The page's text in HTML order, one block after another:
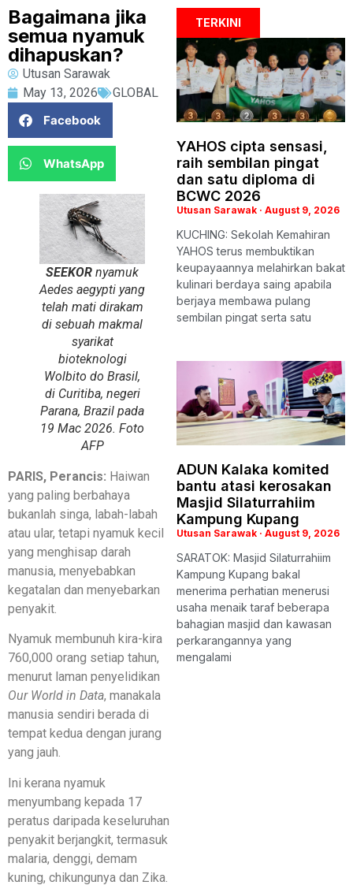
Bagaimana jika
semua nyamuk
dihapuskan?
Utusan Sarawak
May 13, 2026
GLOBAL
Facebook
WhatsApp
SEEKOR nyamuk
Aedes aegypti yang
telah mati dirakam
di sebuah makmal
syarikat
bioteknologi
Wolbito do Brasil,
di Curitiba, negeri
Parana, Brazil pada
19 Mac 2026. Foto
AFP
PARIS, Perancis: Haiwan
yang paling berbahaya
bukanlah singa, labah-labah
atau ular, tetapi nyamuk kecil
yang menghisap darah
manusia, menyebabkan
kegatalan dan menyebarkan
penyakit.
Nyamuk membunuh kira-kira
760,000 orang setiap tahun,
menurut laman penyelidikan
Our World in Data, manakala
manusia sendiri berada di
tempat kedua dengan jurang
yang jauh.
Ini kerana nyamuk
menyumbang kepada 17
peratus daripada keseluruhan
penyakit berjangkit, termasuk
malaria, denggi, demam
kuning, chikungunya dan Zika.
TERKINI
YAHOS cipta sensasi,
raih sembilan pingat
dan satu diploma di
BCWC 2026
Utusan Sarawak August 9, 2026
KUCHING: Sekolah Kemahiran
YAHOS terus membuktikan
keupayaannya melahirkan bakat
kulinari berdaya saing apabila
berjaya membawa pulang
sembilan pingat serta satu
ADUN Kalaka komited
bantu atasi kerosakan
Masjid Silaturrahiim
Kampung Kupang
Utusan Sarawak August 9, 2026
SARATOK: Masjid Silaturrahiim
Kampung Kupang bakal
menerima perhatian menerusi
usaha menaik taraf beberapa
bahagian masjid dan kawasan
perkarangannya yang
mengalami